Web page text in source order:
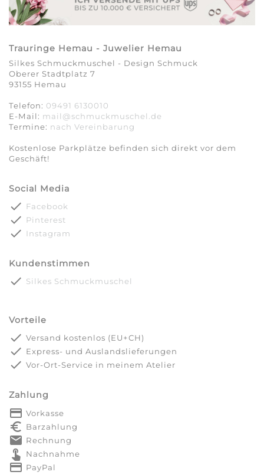
Trauringe Hemau - Juwelier Hemau
Silkes Schmuckmuschel - Design Schmuck
Oberer Stadtplatz 7
93155 Hemau
Telefon: 09491 6130010
E-Mail: mail@schmuckmuschel.de
Termine: nach Vereinbarung​​​​​​​
Kostenlose Parkplätze befinden sich direkt vor dem
Geschäft!
Social Media
done Facebook
done Pinterest
done Instagram
Kundenstimmen
done Silkes Schmuckmuschel
Vorteile
done Versand kostenlos (EU+CH)
done Express- und Auslandslieferungen
done Vor-Ort-Service in meinem Atelier
Zahlung
payment Vorkasse
euro_symbol Barzahlung
markunread Rechnung
touch_app Nachnahme
credit_card PayPal